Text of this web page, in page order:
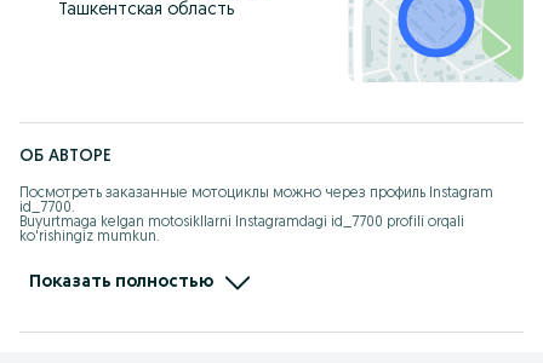
Ташкентская область
ОБ АВТОРЕ
Посмотреть заказанные мотоциклы можно через профиль Instagram
id_7700.
Buyurtmaga kelgan motosikllarni Instagramdagi id_7700 profili orqali
ko'rishingiz mumkun.
t.me/ChineseMotouz
Показать полностью